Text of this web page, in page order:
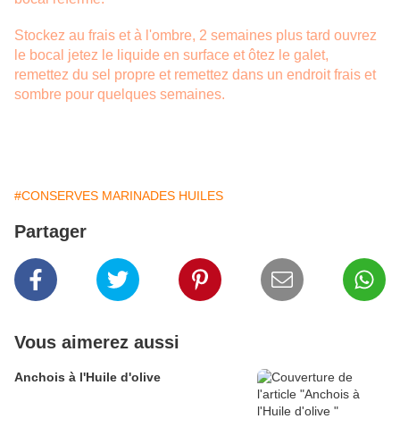
Stockez au frais et à l'ombre, 2 semaines plus tard ouvrez
le bocal jetez le liquide en surface et ôtez le galet,
remettez du sel propre et remettez dans un endroit frais et
sombre pour quelques semaines.
#CONSERVES MARINADES HUILES
Partager
Vous aimerez aussi
Anchois à l'Huile d'olive